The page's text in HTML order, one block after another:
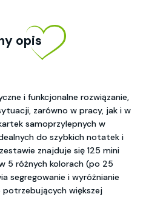
opis
i funkcjonalne rozwiązanie,
zarówno w pracy, jak i w
samoprzylepnych w
do szybkich notatek i
znajduje się 125 mini
5 różnych kolorach (po 25
segregowanie i wyróżnianie
potrzebujących większej